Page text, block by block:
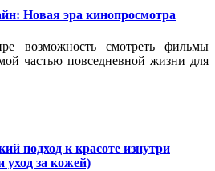
Новая эра кинопросмотра
возможность смотреть фильмы
частью повседневной жизни для
подход к красоте изнутри
уход за кожей)